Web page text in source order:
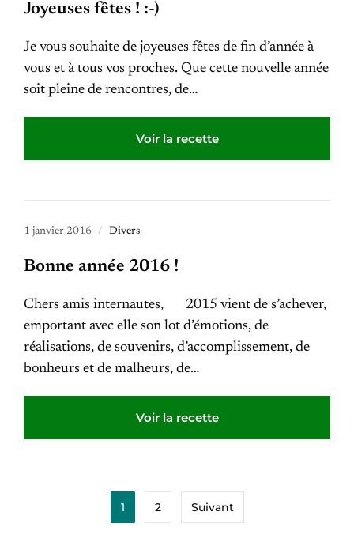
Joyeuses fêtes ! :-)
Je vous souhaite de joyeuses fêtes de fin d’année à
vous et à tous vos proches. Que cette nouvelle année
soit pleine de rencontres, de…
Voir la recette
1 janvier 2016 Divers
Bonne année 2016 !
Chers amis internautes, 2015 vient de s’achever,
emportant avec elle son lot d’émotions, de
réalisations, de souvenirs, d’accomplissement, de
bonheurs et de malheurs, de…
Voir la recette
1 2 Suivant